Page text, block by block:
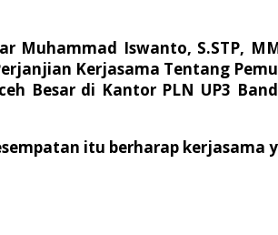
Muhammad Iswanto, S.STP,
Kerjasama Tentang
Besar di Kantor PLN UP3
itu berharap